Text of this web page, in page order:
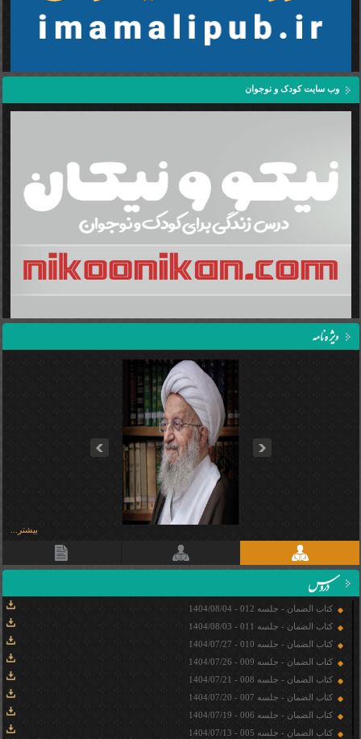
وب سایت کودک و نوجوان
prev next
بیشتر...
کتاب الضمان - جلسه 012 - 1404/08/04
کتاب الضمان - جلسه 011 - 1404/08/03
کتاب الضمان - جلسه 010 - 1404/07/27
کتاب الضمان - جلسه 009 - 1404/07/26
کتاب الضمان - جلسه 008 - 1404/07/21
کتاب الضمان - جلسه 007 - 1404/07/20
کتاب الضمان - جلسه 006 - 1404/07/19
کتاب الضمان - جلسه 005 - 1404/07/13